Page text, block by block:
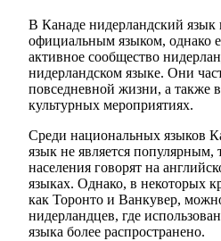
В Канаде нидерландский язык
официальным языком, однако
активное сообщество
нидерландском языке. Они
повседневной жизни, а также
культурных мероприятиях.
Среди национальных языков
язык не является популярным,
населения говорят на
языках. Однако, в некоторых
как Торонто и Ванкувер,
нидерландцев, где
языка более распространено.